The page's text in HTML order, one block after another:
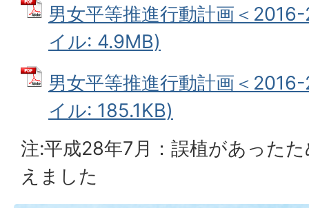
男女平等推進行動計画＜
イル: 4.9MB)
男女平等推進行動計画＜
イル: 185.1KB)
注:平成28年7月：誤植があった
えました